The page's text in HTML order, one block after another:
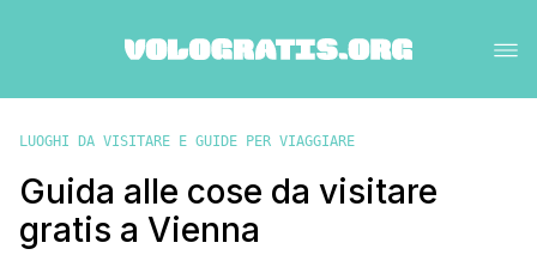
LUOGHI DA VISITARE E GUIDE PER VIAGGIARE
Guida alle cose da visitare
gratis a Vienna